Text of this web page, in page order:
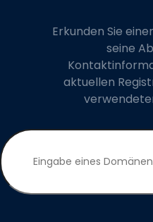
Erkunden Sie
seine
aktuellen